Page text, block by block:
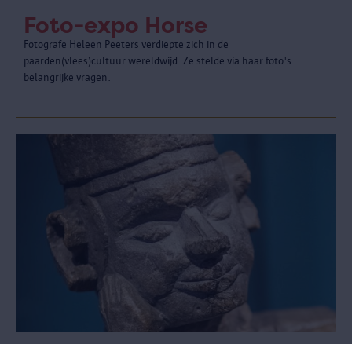
Foto-expo Horse
Fotografe Heleen Peeters verdiepte zich in de
paarden(vlees)cultuur wereldwijd. Ze stelde via haar foto's
belangrijke vragen.